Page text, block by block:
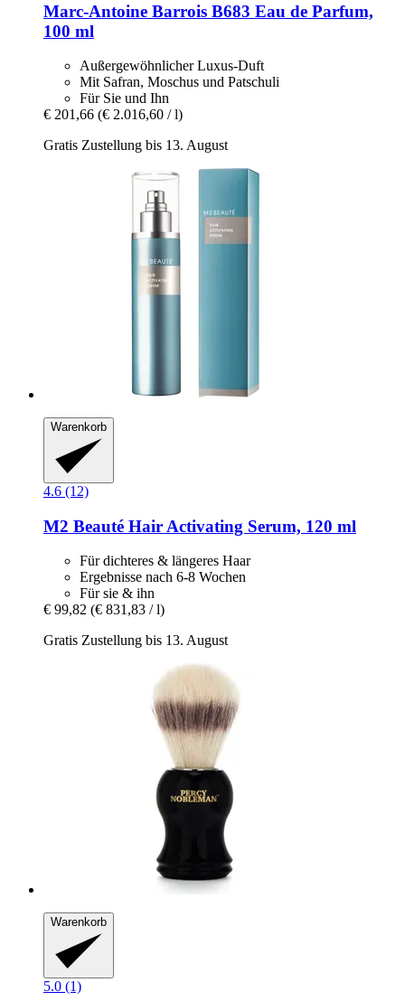
Marc-Antoine Barrois B683 Eau de Parfum,
100 ml
Außergewöhnlicher Luxus-Duft
Mit Safran, Moschus und Patschuli
Für Sie und Ihn
€ 201,66 (€ 2.016,60 / l)
Gratis Zustellung bis 13. August
Warenkorb
4.6 (12)
M2 Beauté Hair Activating Serum, 120 ml
Für dichteres & längeres Haar
Ergebnisse nach 6-8 Wochen
Für sie & ihn
€ 99,82 (€ 831,83 / l)
Gratis Zustellung bis 13. August
Warenkorb
5.0 (1)